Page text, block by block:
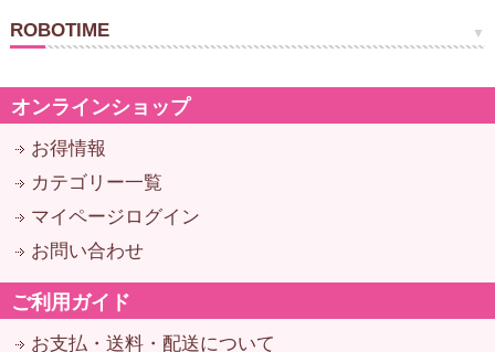
ROBOTIME
オンラインショップ
お得情報
カテゴリー一覧
マイページログイン
お問い合わせ
ご利用ガイド
お支払・送料・配送について